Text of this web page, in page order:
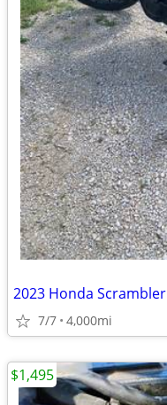
2023 Honda
7/7 4,000mi
$1,495